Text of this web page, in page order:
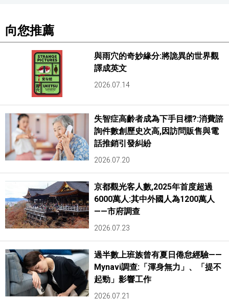
向您推薦
與雨穴的奇妙緣分:將詭異的世界觀
譯成英文
2026.07.14
失智症高齡者成為下手目標?:消費諮
詢件數創歷史次高,因訪問販售與電
話推銷引發糾紛
2026.07.20
京都觀光客人數,2025年首度超過
6000萬人:其中外國人為1200萬人
——市府調查
2026.07.23
過半數上班族曾有夏日倦怠經驗——
Mynavi調查:「渾身無力」、「提不
起勁」影響工作
2026.07.21